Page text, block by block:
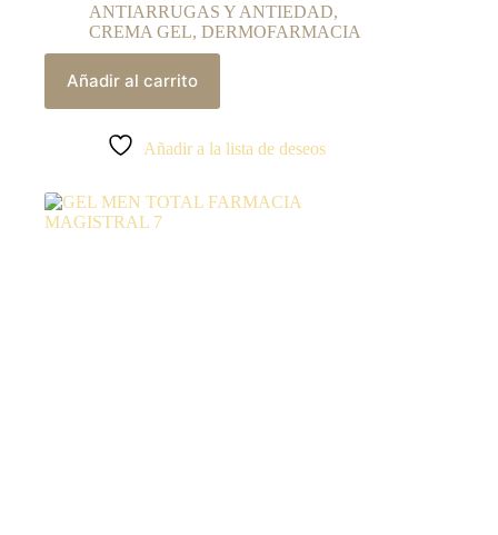
ANTIARRUGAS Y ANTIEDAD,
CREMA GEL, DERMOFARMACIA
Añadir al carrito
Añadir a la lista de deseos